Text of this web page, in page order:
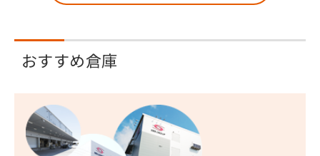
おすすめ倉庫